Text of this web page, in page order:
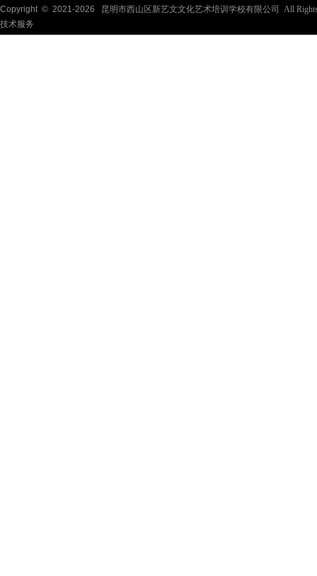
Copyright © 2021-2026
昆明市西山区新艺文文化艺术培训学校有限公司 All
技术服务